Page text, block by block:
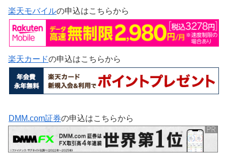
楽天モバイルの申込はこちらから
楽天カードの申込はこちらから
DMM.com証券の申込はこちらから